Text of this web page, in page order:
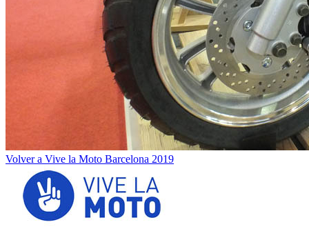
Volver a Vive la Moto Barcelona 2019